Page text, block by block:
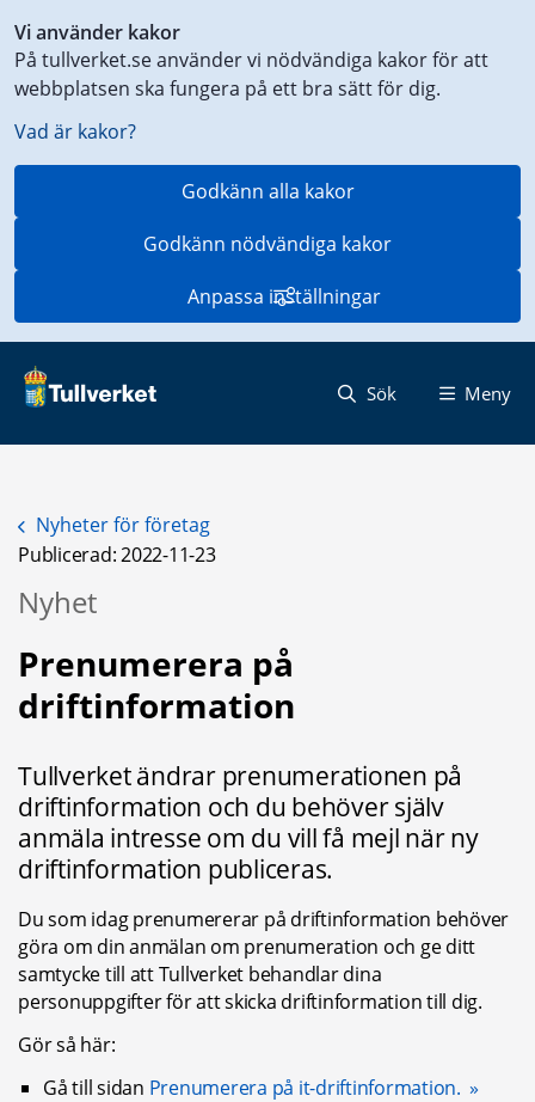
Vi använder kakor
På tullverket.se använder vi nödvändiga kakor för att
webbplatsen ska fungera på ett bra sätt för dig.
Vad är kakor?
Godkänn alla kakor
Godkänn nödvändiga kakor
Anpassa inställningar
till
innehåll
på
aktuell
Sök Meny
Nyheter för företag
Publicerad: 2022-11-23
Nyhet
Prenumerera på
driftinformation
Tullverket ändrar prenumerationen på
driftinformation och du behöver själv
anmäla intresse om du vill få mejl när ny
driftinformation publiceras.
Du som idag prenumererar på driftinformation behöver
göra om din anmälan om prenumeration och ge ditt
samtycke till att Tullverket behandlar dina
personuppgifter för att skicka driftinformation till dig.
Gör så här:
Gå till sidan Prenumerera på it-driftinformation.